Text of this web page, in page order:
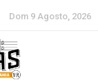
Dom 9 Agosto, 2026